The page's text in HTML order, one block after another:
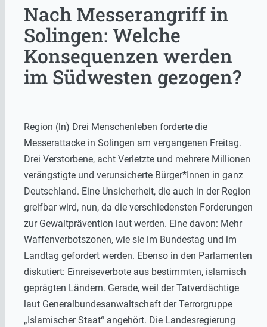
Nach Messerangriff in
Solingen: Welche
Konsequenzen werden
im Südwesten gezogen?
Region (ln) Drei Menschenleben forderte die
Messerattacke in Solingen am vergangenen Freitag.
Drei Verstorbene, acht Verletzte und mehrere Millionen
verängstigte und verunsicherte Bürger*Innen in ganz
Deutschland. Eine Unsicherheit, die auch in der Region
greifbar wird, nun, da die verschiedensten Forderungen
zur Gewaltprävention laut werden. Eine davon: Mehr
Waffenverbotszonen, wie sie im Bundestag und im
Landtag gefordert werden. Ebenso in den Parlamenten
diskutiert: Einreiseverbote aus bestimmten, islamisch
geprägten Ländern. Gerade, weil der Tatverdächtige
laut Generalbundesanwaltschaft der Terrorgruppe
„Islamischer Staat“ angehört. Die Landesregierung